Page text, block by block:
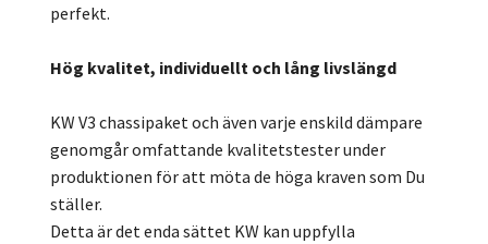
perfekt.
Hög kvalitet, individuellt och lång livslängd
KW V3 chassipaket och även varje enskild dämpare
genomgår omfattande kvalitetstester under
produktionen för att möta de höga kraven som Du
ställer.
Detta är det enda sättet KW kan uppfylla